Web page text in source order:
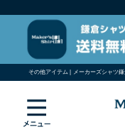
その他アイテム | メーカーズシャツ